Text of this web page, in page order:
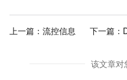
上一篇： 流控信息 下一篇：
该文章对